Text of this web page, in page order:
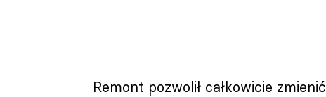
Remont pozwolił całkowicie zmienić